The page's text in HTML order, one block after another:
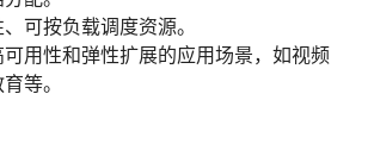
可按负载调度资源。
用性和弹性扩展的应用场景，如视频
等。